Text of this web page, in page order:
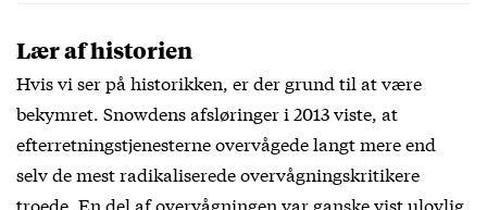
Lær af historien
Hvis vi ser på historikken, er der grund til at være
bekymret. Snowdens afsløringer i 2013 viste, at
efterretningstjenesterne overvågede langt mere end
selv de mest radikaliserede overvågningskritikere
troede. En del af overvågningen var ganske vist ulovlig,